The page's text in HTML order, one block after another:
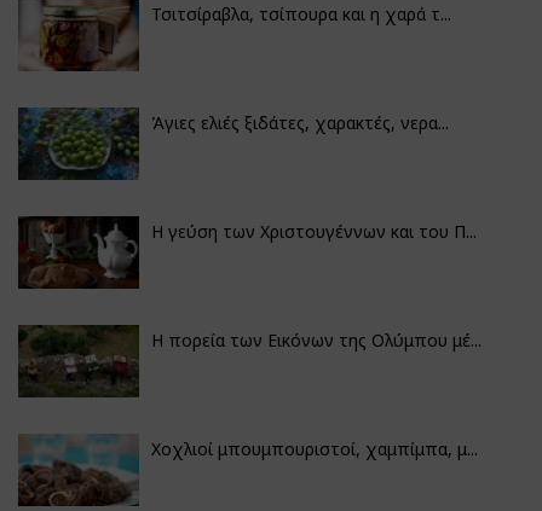
Τσιτσίραβλα, τσίπουρα και η χαρά τ...
Άγιες ελιές ξιδάτες, χαρακτές, νερα...
Η γεύση των Χριστουγέννων και του Π...
Η πορεία των Εικόνων της Ολύμπου μέ...
Χοχλιοί μπουμπουριστοί, χαμπίμπα, μ...